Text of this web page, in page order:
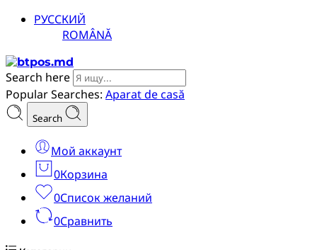
РУССКИЙ
ROMÂNĂ
Search here
Popular Searches: Aparat de casă
Search
Мой аккаунт
0Корзина
0Список желаний
0Сравнить